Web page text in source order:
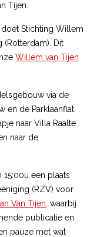
Tijen.
Stichting Willem
(Rotterdam). Dit
Willem van Tijen
via de
en de Parklaanflat.
naar Villa Raalte
naar de
een plaats
(RZV) voor
Van Tijen , waarbij
publicatie en
pauze met wat